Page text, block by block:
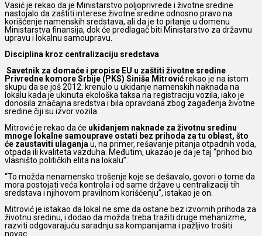
Vasić je rekao da je Ministarstvo poljoprivrede i životne sredine
nastojalo da zaštiti interese životne sredine odnosno pravo na
korišćenje namenskih sredstava, ali da je to pitanje u domenu
Ministarstva finansija, dok će predlagač biti Ministarstvo za državnu
upravu i lokalnu samoupravu.
Disciplina kroz centralizaciju sredstava
Savetnik za domaće i propise EU u zaštiti životne sredine
Privredne komore Srbije (PKS) Siniša Mitrovićrekao je na istom
skupu da se još 2012. krenulo u ukidanje namenskih naknada na
lokalu kada je ukinuta ekološka taksa na registraciju vozila, iako je
donosila značajna sredstva i bila opravdana zbog zagađenja životne
sredine čiji su izvor vozila.
Mitrović je rekao da će ukidanjem naknade za životnu sredinu
mnoge lokalne samouprave ostati bez prihoda za tu oblast, što
će zaustaviti ulaganja u, na primer, rešavanje pitanja otpadnih voda,
otpada ili kvaliteta vazduha. Međutim, ukazao je da je taj “prihod bio
vlasništo političkih elita na lokalu”.
“To možda nenamensko trošenje koje se dešavalo, govori o tome da
mora postojati veća kontrola i od same države u centralizaciji tih
sredstava i njihovom pravilnom korišćenju”, istakao je on.
Mitrović je istakao da lokal ne sme da ostane bez izvornih prihoda za
životnu sredinu, i dodao da možda treba tražiti druge mehanizme,
razviti odgovarajuću saradnju sa kompanijama i pažljivo trošiti
novac.